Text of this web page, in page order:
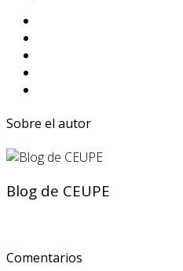
Sobre el autor
Blog de CEUPE
Comentarios